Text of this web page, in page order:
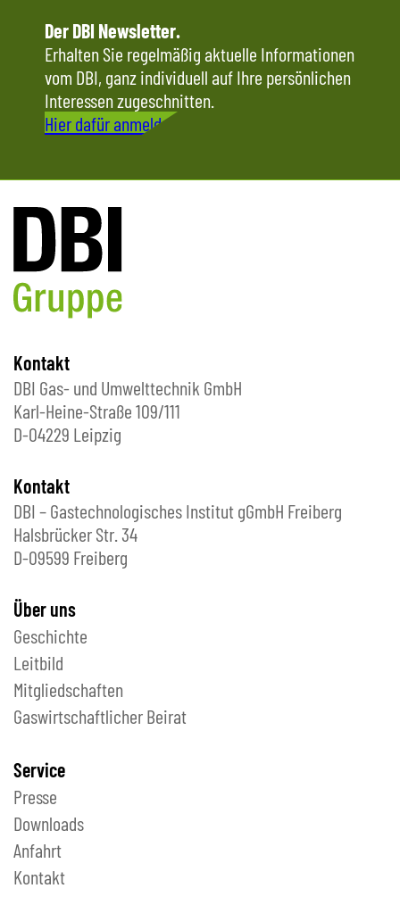
Der DBI Newsletter.
Erhalten Sie regelmäßig aktuelle Informationen
vom DBI, ganz individuell auf Ihre persönlichen
Interessen zugeschnitten.
Hier dafür anmelden
Kontakt
DBI Gas- und Umwelttechnik GmbH
Karl-Heine-Straße 109/111
D-04229 Leipzig
Kontakt
DBI – Gastechnologisches Institut gGmbH Freiberg
Halsbrücker Str. 34
D-09599 Freiberg
Über uns
Geschichte
Leitbild
Mitgliedschaften
Gaswirtschaftlicher Beirat
Service
Presse
Downloads
Anfahrt
Kontakt